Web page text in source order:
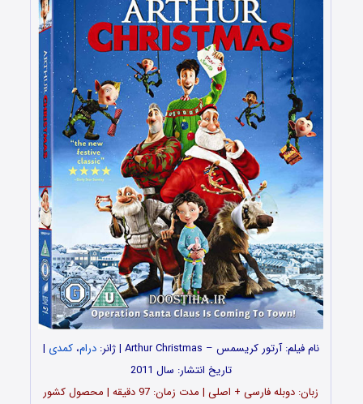
نام فیلم: آرتور کریسمس – Arthur Christmas | ژانر: درام،کمدی |
تاریخ انتشار: سال 2011
زبان: دوبله فارسی + اصلی | مدت زمان: 97 دقیقه | محصول کشور